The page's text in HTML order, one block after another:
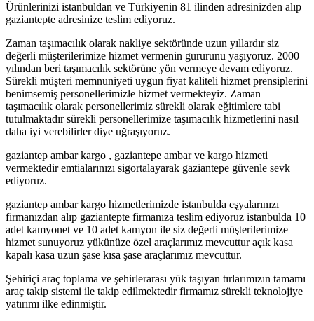
Ürünlerinizi istanbuldan ve Türkiyenin 81 ilinden adresinizden alıp
gaziantepte adresinize teslim ediyoruz.
Zaman taşımacılık olarak nakliye sektöründe uzun yıllardır siz
değerli müşterilerimize hizmet vermenin gururunu yaşıyoruz. 2000
yılından beri taşımacılık sektörüne yön vermeye devam ediyoruz.
Sürekli müşteri memnuniyeti uygun fiyat kaliteli hizmet prensiplerini
benimsemiş personellerimizle hizmet vermekteyiz. Zaman
taşımacılık olarak personellerimiz sürekli olarak eğitimlere tabi
tutulmaktadır sürekli personellerimize taşımacılık hizmetlerini nasıl
daha iyi verebilirler diye uğraşıyoruz.
gaziantep ambar kargo , gaziantepe ambar ve kargo hizmeti
vermektedir emtialarınızı sigortalayarak gaziantepe güvenle sevk
ediyoruz.
gaziantep ambar kargo hizmetlerimizde istanbulda eşyalarınızı
firmanızdan alıp gaziantepte firmanıza teslim ediyoruz istanbulda 10
adet kamyonet ve 10 adet kamyon ile siz değerli müşterilerimize
hizmet sunuyoruz yükünüze özel araçlarımız mevcuttur açık kasa
kapalı kasa uzun şase kısa şase araçlarımız mevcuttur.
Şehiriçi araç toplama ve şehirlerarası yük taşıyan tırlarımızın tamamı
araç takip sistemi ile takip edilmektedir firmamız sürekli teknolojiye
yatırımı ilke edinmiştir.